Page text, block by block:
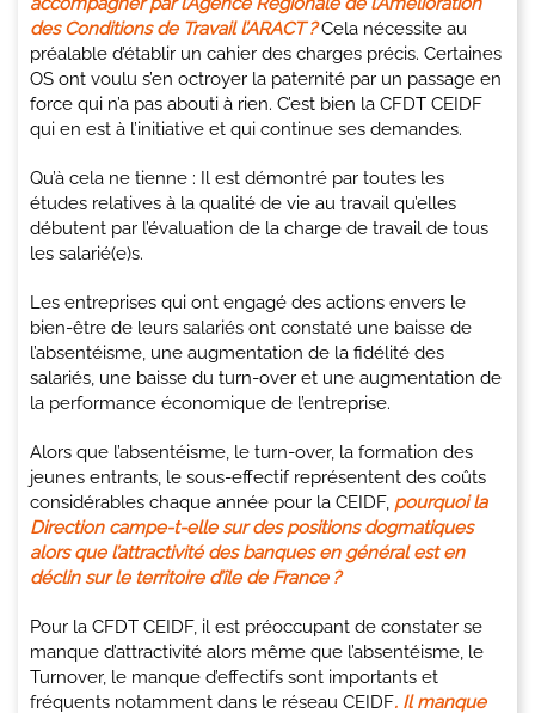
des Conditions de Travail l’ARACT ?Cela nécessite au
préalable d’établir un cahier des charges précis. Certaines
OS ont voulu s’en octroyer la paternité par un passage en
force qui n’a pas abouti à rien. C’est bien la CFDT CEIDF
qui en est à l’initiative et qui continue ses demandes.
Qu’à cela ne tienne : Il est démontré par toutes les
études relatives à la qualité de vie au travail qu’elles
débutent par l’évaluation de la charge de travail de tous
les salarié(e)s.
Les entreprises qui ont engagé des actions envers le
bien-être de leurs salariés ont constaté une baisse de
l’absentéisme, une augmentation de la fidélité des
salariés, une baisse du turn-over et une augmentation de
la performance économique de l’entreprise.
Alors que l’absentéisme, le turn-over, la formation des
jeunes entrants, le sous-effectif représentent des coûts
considérables chaque année pour la CEIDF, pourquoi la
Direction campe-t-elle sur des positions dogmatiques
alors que l’attractivité des banques en général est en
déclin sur le territoire d’île de France ?
Pour la CFDT CEIDF, il est préoccupant de constater se
manque d’attractivité alors même que l’absentéisme, le
Turnover, le manque d’effectifs sont importants et
fréquents notamment dans le réseau CEIDF. Il manque